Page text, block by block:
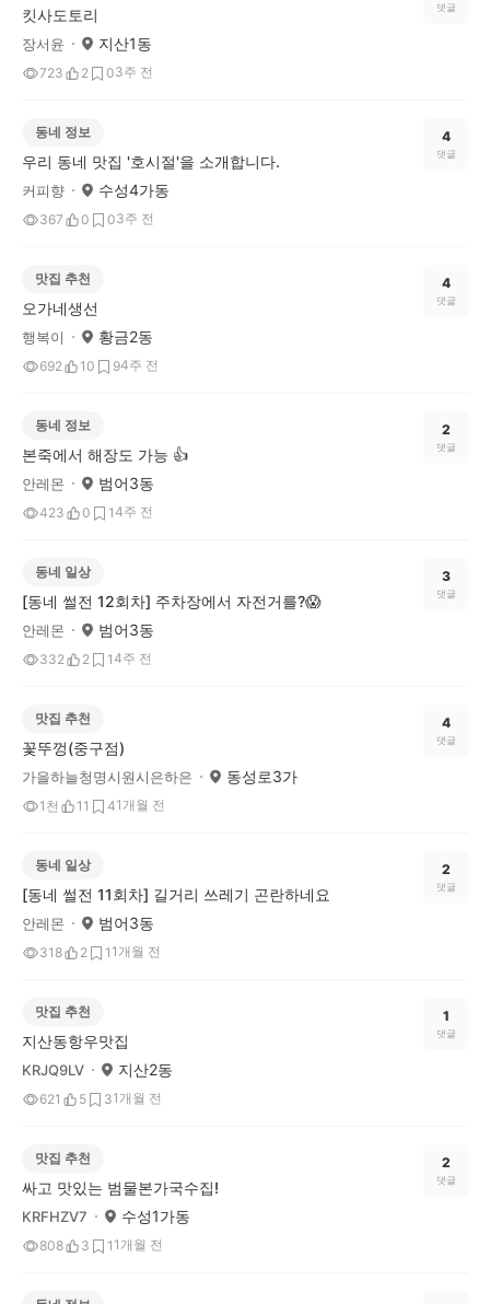
킷사도토리
장서윤 지산1동
723 2 03주 전
댓글
동네 정보
우리 동네 맛집 '호시절'을 소개합니다.
커피향 수성4가동
367 0 03주 전
4
댓글
맛집 추천
오가네생선
행복이 황금2동
692 10 94주 전
4
댓글
동네 정보
본죽에서 해장도 가능 👍
안레몬 범어3동
423 0 14주 전
2
댓글
동네 일상
[동네 썰전 12회차] 주차장에서 자전거를?😱
안레몬 범어3동
332 2 14주 전
3
댓글
맛집 추천
꽃뚜껑(중구점)
가을하늘청명시원시은하은 동성로3가
1천 11 41개월 전
4
댓글
동네 일상
[동네 썰전 11회차] 길거리 쓰레기 곤란하네요
안레몬 범어3동
318 2 1 1개월 전
2
댓글
맛집 추천
지산동항우맛집
KRJQ9LV 지산2동
621 5 31개월 전
1
댓글
맛집 추천
싸고 맛있는 범물본가국수집!
KRFHZV7 수성1가동
808 3 1 1개월 전
2
댓글